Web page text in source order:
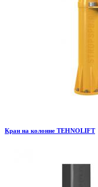
Кран на колонне TEHNOLIFT